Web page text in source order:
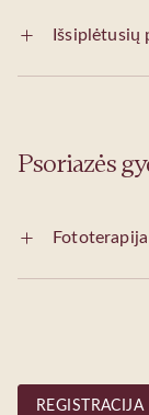
REGISTRACIJA
Išsiplėtusių
Psoriazės
Fototerapija